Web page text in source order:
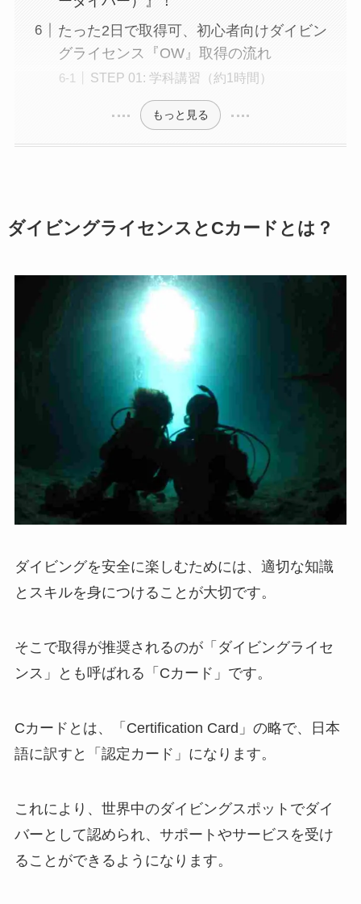
たった2日で取得可、初心者向けダイビン
グライセンス『OW』取得の流れ
STEP 01: 学科講習（約1時間）
もっと見る
ダイビングライセンスとCカードとは？
ダイビングを安全に楽しむためには、適切な知識
とスキルを身につけることが大切です。
そこで取得が推奨されるのが「ダイビングライセ
ンス」とも呼ばれる「Cカード」です。
Cカードとは、「Certification Card」の略で、日本
語に訳すと「認定カード」になります。
これにより、世界中のダイビングスポットでダイ
バーとして認められ、サポートやサービスを受け
ることができるようになります。